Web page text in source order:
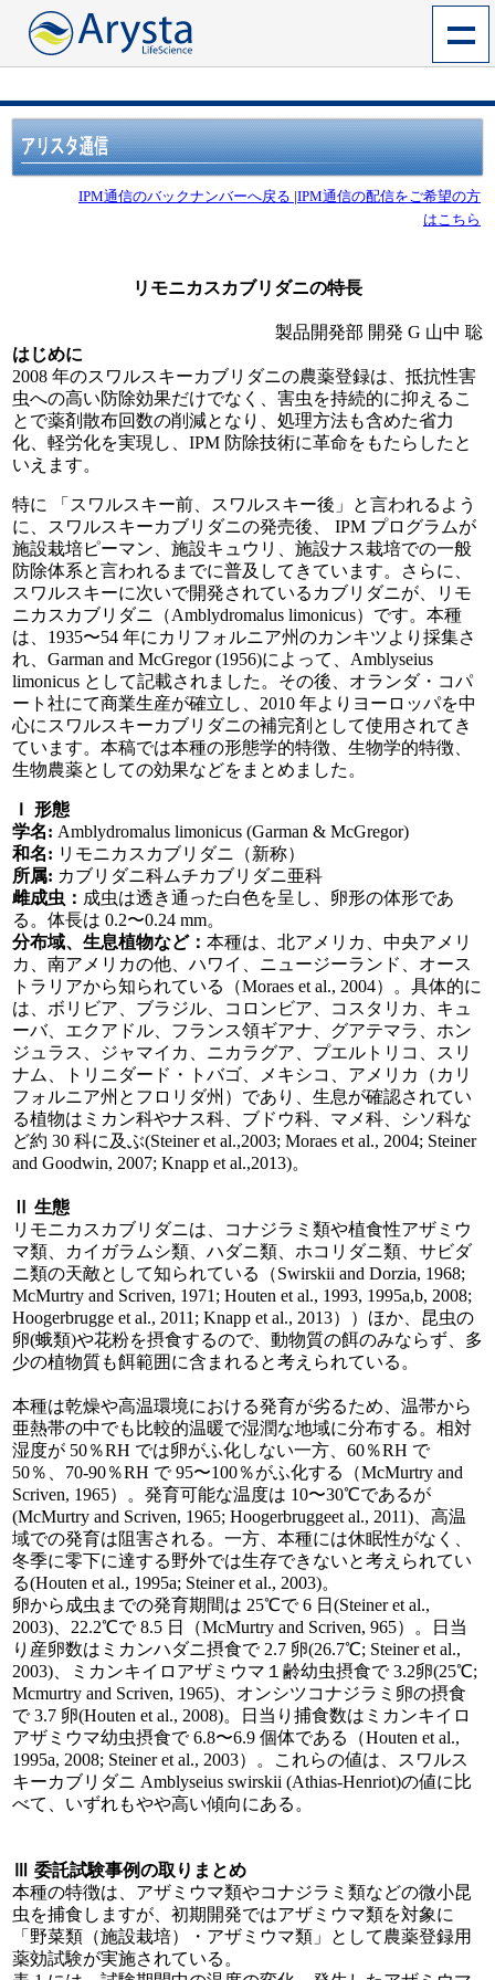
IPM通信のバックナンバーへ戻る |IPM通信の配信をご希望の方
はこちら
リモニカスカブリダニの特長
製品開発部 開発 G 山中 聡
はじめに
2008 年のスワルスキーカブリダニの農薬登録は、抵抗性害
虫への高い防除効果だけでなく、害虫を持続的に抑えるこ
とで薬剤散布回数の削減となり、処理方法も含めた省力
化、軽労化を実現し、IPM 防除技術に革命をもたらしたと
いえます。
特に 「スワルスキー前、スワルスキー後」と言われるよう
に、スワルスキーカブリダニの発売後、 IPM プログラムが
施設栽培ピーマン、施設キュウリ、施設ナス栽培での一般
防除体系と言われるまでに普及してきています。さらに、
スワルスキーに次いで開発されているカブリダニが、リモ
ニカスカブリダニ（Amblydromalus limonicus）です。本種
は、1935〜54 年にカリフォルニア州のカンキツより採集さ
れ、Garman and McGregor (1956)によって、Amblyseius
limonicus として記載されました。その後、オランダ・コパ
ート社にて商業生産が確立し、2010 年よりヨーロッパを中
心にスワルスキーカブリダニの補完剤として使用されてき
ています。本稿では本種の形態学的特徴、生物学的特徴、
生物農薬としての効果などをまとめました。
Ｉ 形態
学名: Amblydromalus limonicus (Garman & McGregor)
和名: リモニカスカブリダニ（新称）
所属: カブリダニ科ムチカブリダニ亜科
雌成虫： 成虫は透き通った白色を呈し、卵形の体形であ
る。体長は 0.2〜0.24 mm。
分布域、生息植物など： 本種は、北アメリカ、中央アメリ
カ、南アメリカの他、ハワイ、ニュージーランド、オース
トラリアから知られている（Moraes et al., 2004）。具体的に
は、ボリビア、ブラジル、コロンビア、コスタリカ、キュ
ーバ、エクアドル、フランス領ギアナ、グアテマラ、ホン
ジュラス、ジャマイカ、ニカラグア、プエルトリコ、スリ
ナム、トリニダード・トバゴ、メキシコ、アメリカ（カリ
フォルニア州とフロリダ州）であり、生息が確認されてい
る植物はミカン科やナス科、ブドウ科、マメ科、シソ科な
ど約 30 科に及ぶ(Steiner et al.,2003; Moraes et al., 2004; Steiner
and Goodwin, 2007; Knapp et al.,2013)。
Ⅱ 生態
リモニカスカブリダニは、コナジラミ類や植食性アザミウ
マ類、カイガラムシ類、ハダニ類、ホコリダニ類、サビダ
ニ類の天敵として知られている（Swirskii and Dorzia, 1968;
McMurtry and Scriven, 1971; Houten et al., 1993, 1995a,b, 2008;
Hoogerbrugge et al., 2011; Knapp et al., 2013））ほか、昆虫の
卵(蛾類)や花粉を摂食するので、動物質の餌のみならず、多
少の植物質も餌範囲に含まれると考えられている。
本種は乾燥や高温環境における発育が劣るため、温帯から
亜熱帯の中でも比較的温暖で湿潤な地域に分布する。相対
湿度が 50％RH では卵がふ化しない一方、60％RH で
50％、70-90％RH で 95〜100％がふ化する（McMurtry and
Scriven, 1965）。発育可能な温度は 10〜30℃であるが
(McMurtry and Scriven, 1965; Hoogerbruggeet al., 2011)、高温
域での発育は阻害される。一方、本種には休眠性がなく、
冬季に零下に達する野外では生存できないと考えられてい
る(Houten et al., 1995a; Steiner et al., 2003)。
卵から成虫までの発育期間は 25℃で 6 日(Steiner et al.,
2003)、22.2℃で 8.5 日（McMurtry and Scriven, 965）。日当
り産卵数はミカンハダニ摂食で 2.7 卵(26.7℃; Steiner et al.,
2003)、ミカンキイロアザミウマ１齢幼虫摂食で 3.2卵(25℃;
Mcmurtry and Scriven, 1965)、オンシツコナジラミ卵の摂食
で 3.7 卵(Houten et al., 2008)。日当り捕食数はミカンキイロ
アザミウマ幼虫摂食で 6.8〜6.9 個体である（Houten et al.,
1995a, 2008; Steiner et al., 2003）。これらの値は、スワルス
キーカブリダニ Amblyseius swirskii (Athias-Henriot)の値に比
べて、いずれもやや高い傾向にある。
Ⅲ 委託試験事例の取りまとめ
本種の特徴は、アザミウマ類やコナジラミ類などの微小昆
虫を捕食しますが、初期開発ではアザミウマ類を対象に
「野菜類（施設栽培）・アザミウマ類」として農薬登録用
薬効試験が実施されている。